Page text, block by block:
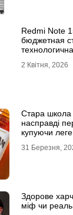
Redmi Note
бюджетная
2 Квітня, 2026
Стара
насправді
купуючи
31 Березня,
Здорове
міф чи